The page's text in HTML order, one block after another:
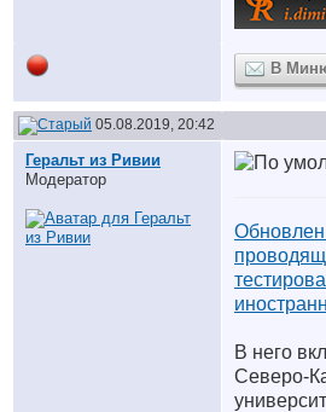
В
05.08.2019, 20:42
Геральт из Ривии
Модератор
Обновлен
В него
Северо-